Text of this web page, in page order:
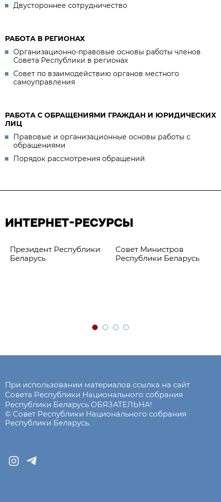
Двустороннее сотрудничество
РАБОТА В РЕГИОНАХ
Организационно-правовые основы работы членов
Совета Республики в регионах
Совет по взаимодействию органов местного
самоуправления
РАБОТА С ОБРАЩЕНИЯМИ ГРАЖДАН И ЮРИДИЧЕСКИХ
ЛИЦ
Правовые и организационные основы работы с
обращениями
Порядок рассмотрения обращений
ИНТЕРНЕТ-РЕСУРСЫ
Президент Республики
Беларусь
Совет Министров
Республики Беларусь
При использовании материалов ссылка на сайт
Совета Республики Национального собрания
Республики Беларусь ОБЯЗАТЕЛЬНА!
© Совет Республики Национального собрания
Республики Беларусь.